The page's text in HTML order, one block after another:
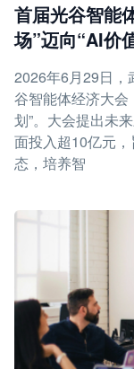
首届光谷智能
场”迈向“AI价
2026年6月29日，
谷智能体经济大会
划”。大会提出未
面投入超10亿元
态，培养智